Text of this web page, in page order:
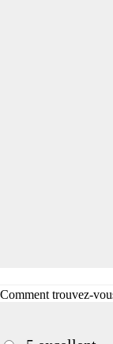
Comment trouvez-